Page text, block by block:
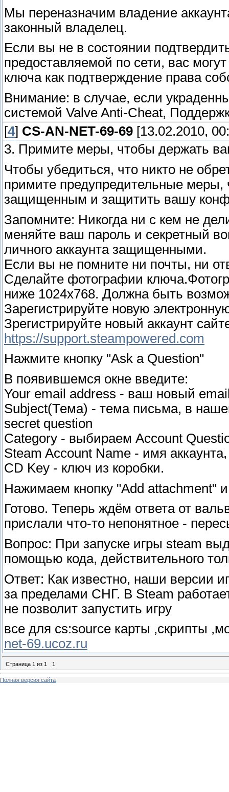
Мы переназначим владение
законный владелец.
Если вы не в состоянии
предоставляемой по сети, вас
ключа как подтверждение права
Внимание: в случае, если
системой Valve Anti-Cheat,
[4] CS-AN-NET-69-69 [13.02.2010,
3. Примите меры, чтобы держать
Чтобы убедиться, что никто не
примите предупредительные меры,
защищенным и защитить вашу
Запомните: Никогда ни с кем не
меняйте ваш пароль и секретный
личного аккаунта защищенными.
Если вы не помните ни почты, ни
Сделайте фотографии
ниже 1024х768. Должна быть
Зарегистрируйте новую
Зрегистрируйте новый аккаунт
https://support.steampowered.com
Нажмите кнопку "Ask a Question"
В появившемся окне введите:
Your email address - ваш новый
Subject(Тема) - тема письма, в
secret question
Category - выбираем Account
Steam Account Name - имя
CD Key - ключ из коробки.
Нажимаем кнопку "Add attachment"
Готово. Теперь ждём ответа от
прислали что-то непонятное -
Вопрос: При запуске игры steam
помощью кода, действительного
Ответ: Как известно, наши версии
за пределами СНГ. В Steam
не позволит запустить игру
все для cs:source карты ,скрипты
net-69.ucoz.ru
Страница 1 из 1 1
Полная версия сайта